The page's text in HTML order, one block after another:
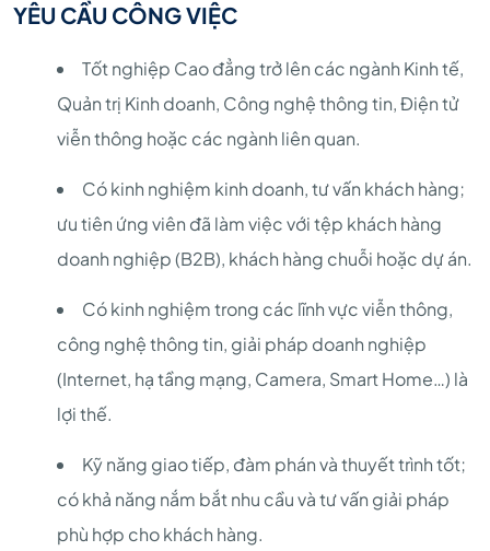
YÊU CẦU CÔNG VIỆC
Tốt nghiệp Cao đẳng trở lên các ngành Kinh tế,
Quản trị Kinh doanh, Công nghệ thông tin, Điện tử
viễn thông hoặc các ngành liên quan.
Có kinh nghiệm kinh doanh, tư vấn khách hàng;
ưu tiên ứng viên đã làm việc với tệp khách hàng
doanh nghiệp (B2B), khách hàng chuỗi hoặc dự án.
Có kinh nghiệm trong các lĩnh vực viễn thông,
công nghệ thông tin, giải pháp doanh nghiệp
(Internet, hạ tầng mạng, Camera, Smart Home…) là
lợi thế.
Kỹ năng giao tiếp, đàm phán và thuyết trình tốt;
có khả năng nắm bắt nhu cầu và tư vấn giải pháp
phù hợp cho khách hàng.